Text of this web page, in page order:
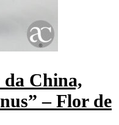
da China,
– Flor de